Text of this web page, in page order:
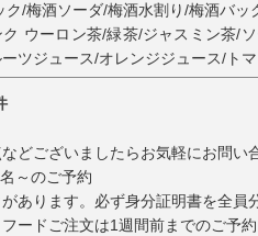
ク/梅酒ソーダ/梅酒水割り/梅酒バッ
ク ウーロン茶/緑茶/ジャスミン茶/
ツジュース/オレンジジュース/ト
どございましたらお気軽にお問い
～のご予約
あります。必ず身分証明書を全員
ードご注文は1週間前までのご予